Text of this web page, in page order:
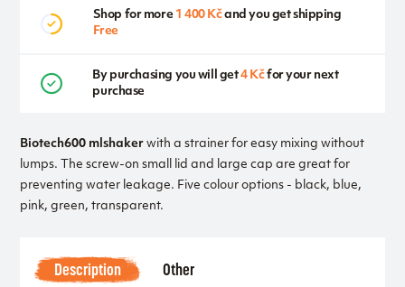
Biotech600 mlshaker with a strainer for easy mixing without
lumps. The screw-on small lid and large cap are great for
preventing water leakage. Five colour options - black, blue,
pink, green, transparent.
Shop for more 1 400 Kčand you get shipping
Free
By purchasing you will get4 Kčfor your next
purchase
Description Other